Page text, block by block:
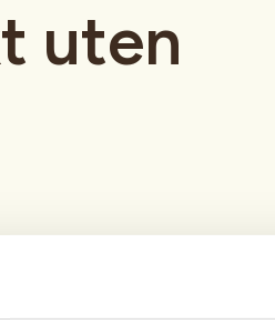
uten